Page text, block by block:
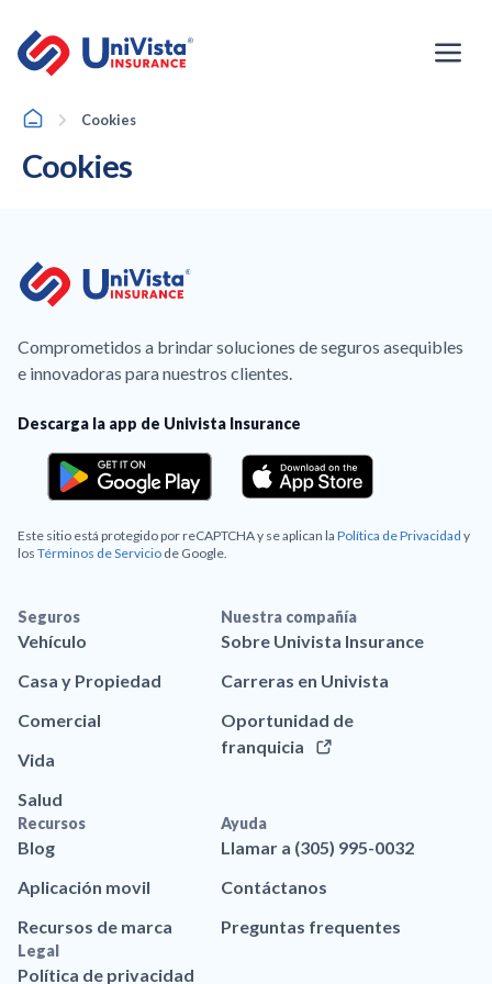
contenido
HomeCookies
Cookies
Comprometidos a brindar soluciones de seguros asequibles
e innovadoras para nuestros clientes.
Descarga la app de Univista Insurance
Este sitio está protegido por reCAPTCHA y se aplican la Política de Privacidad y
los Términos de Servicio de Google.
Seguros
Vehículo
Casa y Propiedad
Comercial
Vida
Salud
Nuestra compañía
Sobre Univista Insurance
Carreras en Univista
Oportunidad de
franquicia
Recursos
Blog
Aplicación movil
Recursos de marca
Ayuda
Llamar a (305) 995-0032
Contáctanos
Preguntas frequentes
Legal
Política de privacidad